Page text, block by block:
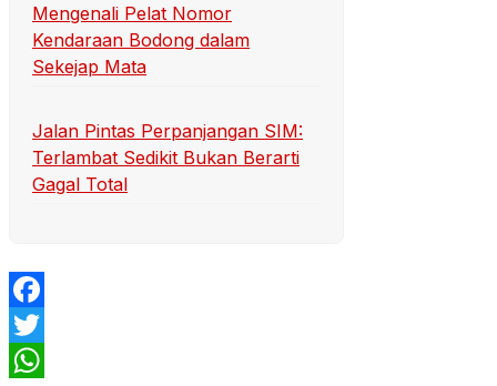
Mengenali Pelat Nomor
Kendaraan Bodong dalam
Sekejap Mata
Jalan Pintas Perpanjangan SIM:
Terlambat Sedikit Bukan Berarti
Gagal Total
Facebook
Twitter